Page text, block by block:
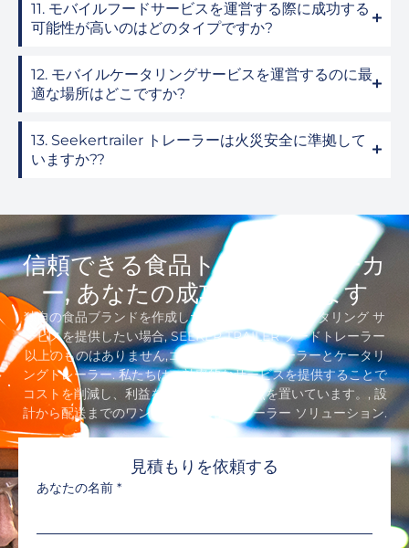
11. モバイルフードサービスを運営する際に成功する
可能性が高いのはどのタイプですか?
12. モバイルケータリングサービスを運営するのに最
適な場所はどこですか?
13. Seekertrailer トレーラーは火災安全に準拠して
いますか??
信頼できる食品トレーラーメーカ
ー, あなたの成功に貢献します
独自の食品ブランドを作成したい場合、またはケータリング サ
ービスを提供したい場合, SEEKER TRAILER フードトレーラー
以上のものはありません,コンセッショントレーラーとケータリ
ングト​​レーラー. 私たちは、効率的なサービスを提供することで
コストを削減し、利益を増やすことに重点を置いています。, 設
計から配送までのワンストップ食品トレーラー ソリューション.
見積もりを依頼する
あなたの名前 *